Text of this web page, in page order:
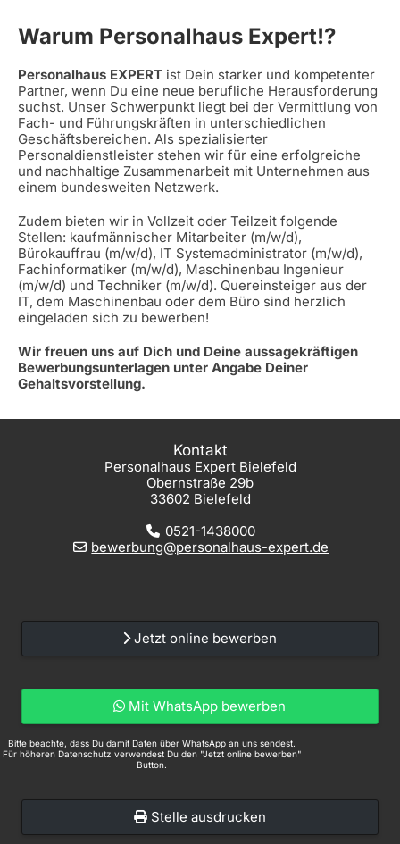
Warum Personalhaus Expert!?
Personalhaus EXPERT ist Dein starker und kompetenter
Partner, wenn Du eine neue berufliche Herausforderung
suchst. Unser Schwerpunkt liegt bei der Vermittlung von
Fach- und Führungskräften in unterschiedlichen
Geschäftsbereichen. Als spezialisierter
Personaldienstleister stehen wir für eine erfolgreiche
und nachhaltige Zusammenarbeit mit Unternehmen aus
einem bundesweiten Netzwerk.
Zudem bieten wir in Vollzeit oder Teilzeit folgende
Stellen: kaufmännischer Mitarbeiter (m/w/d),
Bürokauffrau (m/w/d), IT Systemadministrator (m/w/d),
Fachinformatiker (m/w/d), Maschinenbau Ingenieur
(m/w/d) und Techniker (m/w/d). Quereinsteiger aus der
IT, dem Maschinenbau oder dem Büro sind herzlich
eingeladen sich zu bewerben!
Wir freuen uns auf Dich und Deine aussagekräftigen
Bewerbungsunterlagen unter Angabe Deiner
Gehaltsvorstellung.
Kontakt
Personalhaus Expert Bielefeld
Obernstraße 29b
33602 Bielefeld
0521-1438000
bewerbung@personalhaus-expert.de
Jetzt online bewerben
Mit WhatsApp bewerben
Bitte beachte, dass Du damit Daten über WhatsApp an uns sendest.
Für höheren Datenschutz verwendest Du den "Jetzt online bewerben"
Button.
Stelle ausdrucken